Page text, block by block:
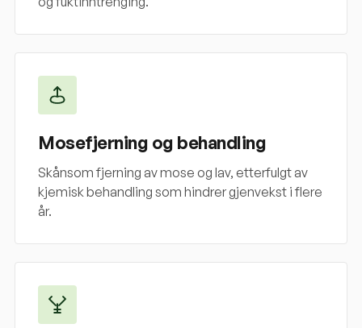
Mosefjerning og behandling
Skånsom fjerning av mose og lav, etterfulgt av
kjemisk behandling som hindrer gjenvekst i flere
år.